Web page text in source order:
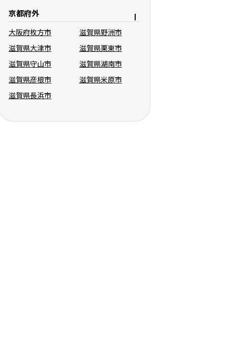
京都府外
大阪府枚方市
滋賀県野洲市
滋賀県大津市
滋賀県栗東市
滋賀県守山市
滋賀県湖南市
滋賀県彦根市
滋賀県米原市
滋賀県長浜市